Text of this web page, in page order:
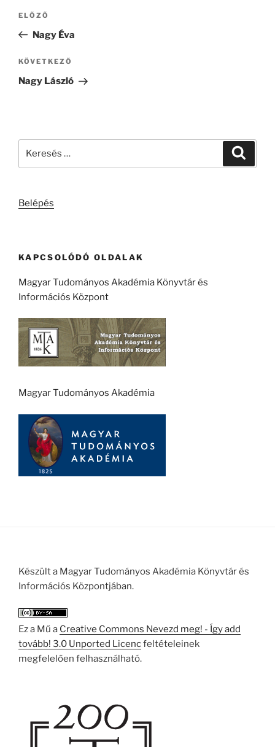
Bejegyzés
navigáció
Korábbi
bejegyzés
ELŐZŐ
Nagy Éva
Következő
bejegyzés
KÖVETKEZŐ
Nagy László
Belépés
KAPCSOLÓDÓ OLDALAK
Magyar Tudományos Akadémia Könyvtár és
Információs Központ
Magyar Tudományos Akadémia
Készült a Magyar Tudományos Akadémia Könyvtár és
Információs Központjában.
Ez a Mű a Creative Commons Nevezd meg! - Így add
tovább! 3.0 Unported Licencfeltételeinek
megfelelően felhasználható.